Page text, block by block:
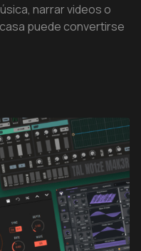
narrar videos o
puede convertirse